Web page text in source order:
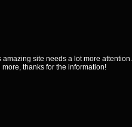
site needs a lot more attention.
thanks for the information!